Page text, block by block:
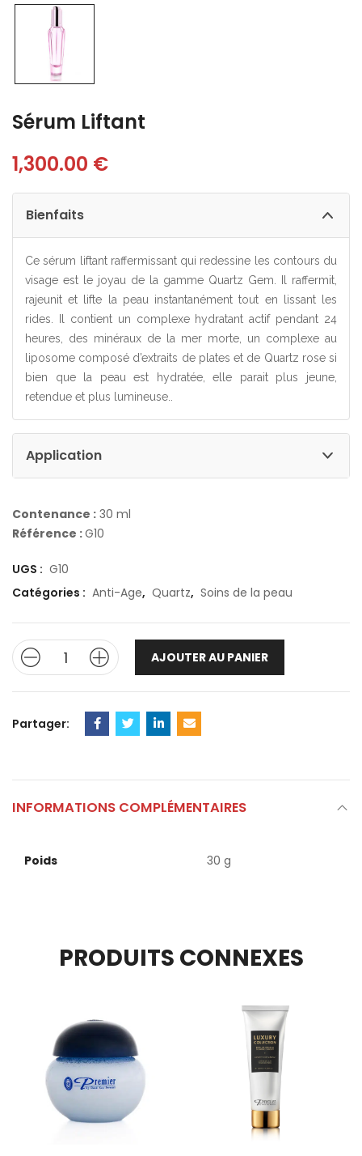
Sérum Liftant
1,300.00 €
Bienfaits
Ce sérum liftant raffermissant qui redessine les contours du
visage est le joyau de la gamme Quartz Gem. Il raffermit,
rajeunit et lifte la peau instantanément tout en lissant les
rides. Il contient un complexe hydratant actif pendant 24
heures, des minéraux de la mer morte, un complexe au
liposome composé d’extraits de plates et de Quartz rose si
bien que la peau est hydratée, elle parait plus jeune,
retendue et plus lumineuse..
Application
Contenance : 30 ml
Référence :G10
UGS : G10
Catégories : Anti-Age, Quartz, Soins de la peau
AJOUTER AU PANIER
Partager:
INFORMATIONS COMPLÉMENTAIRES
Poids 30 g
PRODUITS CONNEXES